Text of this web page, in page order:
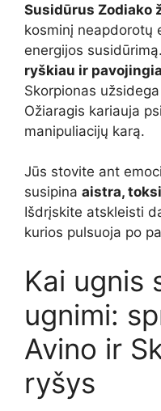
Susidūrus Zodiako
kosminį neapdorotų
energijos
ryškiau ir
Skorpionas
Ožiaragis kariauja
manipuliacijų karą.
Jūs stovite ant
susipina aistra,
Išdrįskite atskleisti
kurios pulsuoja po
Kai ugnis
ugnimi:
Avino ir
ryšys